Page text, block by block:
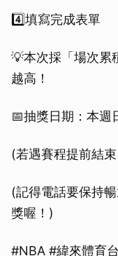
4️⃣填寫完成表單
💡本次採「場次累
越高！
📅抽獎日期：本週
(若遇賽程提前結
(記得電話要保持
獎喔！)
#NBA #緯來體育